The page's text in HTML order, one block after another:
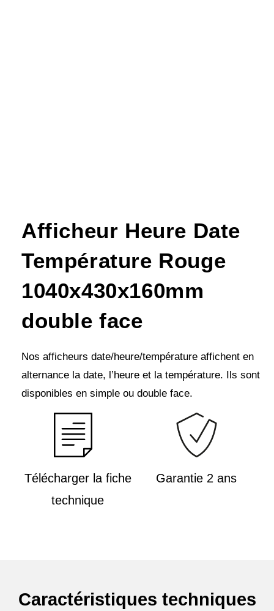
Afficheur Heure Date
Température Rouge
1040x430x160mm
double face
Nos afficheurs date/heure/température affichent en
alternance la date, l’heure et la température. Ils sont
disponibles en simple ou double face.
Télécharger la fiche
technique
Garantie 2 ans
Caractéristiques techniques